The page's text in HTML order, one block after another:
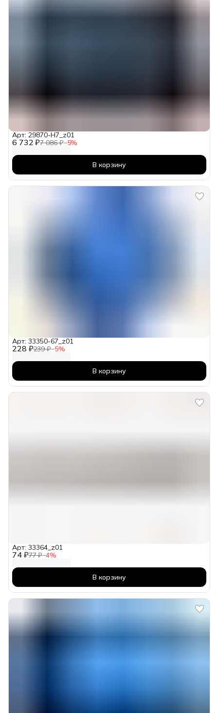
6 732 ₽7 086 ₽−5%
Арт: 29870-H7_z01
В корзину
228 ₽239 ₽−5%
Арт: 33350-67_z01
В корзину
74 ₽77 ₽−4%
Арт: 33364_z01
В корзину